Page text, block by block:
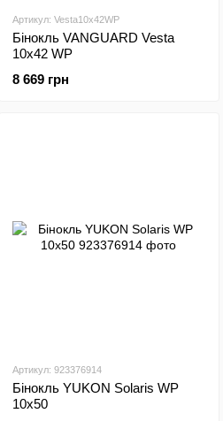
Артикул: Vesta10x42WP
Бінокль VANGUARD Vesta
10x42 WP
8 669 грн
Артикул: 923376914
Бінокль YUKON Solaris WP
10х50